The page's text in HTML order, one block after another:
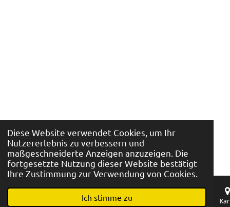
Diese Website verwendet Cookies, um Ihr
Nutzererlebnis zu verbessern und
maßgeschneiderte Anzeigen anzuzeigen. Die
fortgesetzte Nutzung dieser Website bestätigt
Ihre Zustimmung zur Verwendung von Cookies.
Ich stimme zuTelefon